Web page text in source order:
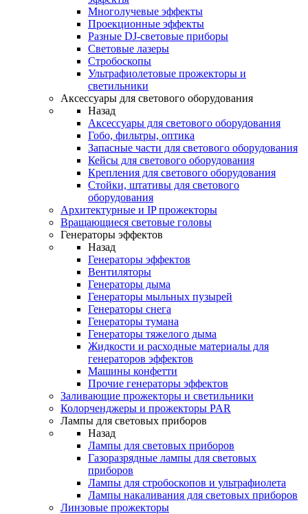
Многолучевые эффекты
Проекционные эффекты
Разные DJ-световые приборы
Световые лазеры
Стробоскопы
Ультрафиолетовые прожекторы и
светильники
Аксессуары для светового оборудования
Назад
Аксессуары для светового оборудования
Гобо, фильтры, оптика
Запасные части для светового оборудования
Кейсы для светового оборудования
Крепления для светового оборудования
Стойки, штативы для светового
оборудования
Архитектурные и IP прожекторы
Вращающиеся световые головы
Генераторы эффектов
Назад
Генераторы эффектов
Вентиляторы
Генераторы дыма
Генераторы мыльных пузырей
Генераторы снега
Генераторы тумана
Генераторы тяжелого дыма
Жидкости и расходные материалы для
генераторов эффектов
Машины конфетти
Прочие генераторы эффектов
Заливающие прожекторы и светильники
Колорченджеры и прожекторы PAR
Лампы для световых приборов
Назад
Лампы для световых приборов
Газоразрядные лампы для световых
приборов
Лампы для стробоскопов и ультрафиолета
Лампы накаливания для световых приборов
Линзовые прожекторы